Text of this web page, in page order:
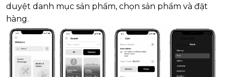
duyệt danh mục sản phẩm, chọn sản phẩm và đặt
hàng.